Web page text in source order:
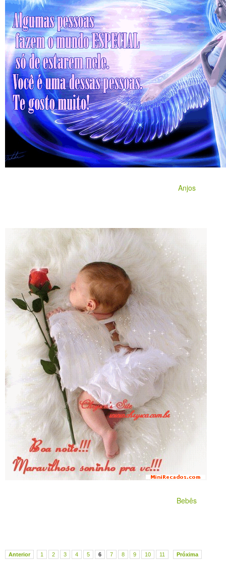
Anjos
Bebês
Anterior 1 2 3 4 5 6 7 8 9 10 11 Próxima